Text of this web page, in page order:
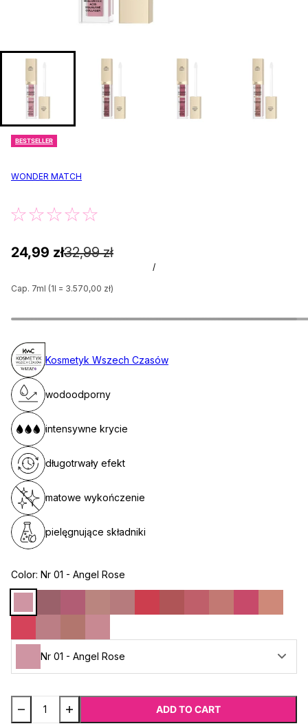
BESTSELLER
WONDER MATCH
24,99 zł32,99 zł
/
Cap. 7ml (1l = 3.570,00 zł)
długotrwały efekt
intensywne krycie
matowe wykończenie
Kosmetyk Wszech Czasów
pielęgnujące składniki
wodoodporny
Color: Nr 01 - Angel Rose
Nr 01 - Angel Rose
ADD TO CART